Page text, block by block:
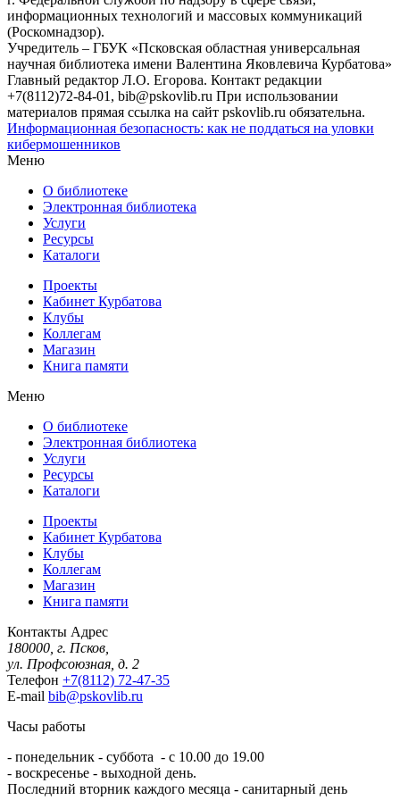
информационных технологий и массовых коммуникаций
(Роскомнадзор).
Учредитель – ГБУК «Псковская областная универсальная
научная библиотека имени Валентина Яковлевича Курбатова»
Главный редактор Л.О. Егорова. Контакт редакции
+7(8112)72-84-01, bib@pskovlib.ru При использовании
материалов прямая ссылка на сайт pskovlib.ru обязательна.
Информационная безопасность: как не поддаться на уловки
кибермошенников
Меню
О библиотеке
Электронная библиотека
Услуги
Ресурсы
Каталоги
Проекты
Кабинет Курбатова
Клубы
Коллегам
Магазин
Книга памяти
Меню
О библиотеке
Электронная библиотека
Услуги
Ресурсы
Каталоги
Проекты
Кабинет Курбатова
Клубы
Коллегам
Магазин
Книга памяти
Контакты Адрес
180000, г. Псков,
ул. Профсоюзная, д. 2
Телефон +7(8112) 72-47-35
E-mail bib@pskovlib.ru
Часы работы
- понедельник - суббота - с 10.00 до 19.00
- воскресенье - выходной день.
Последний вторник каждого месяца - санитарный день